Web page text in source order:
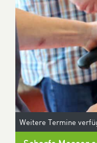
Weitere Termine